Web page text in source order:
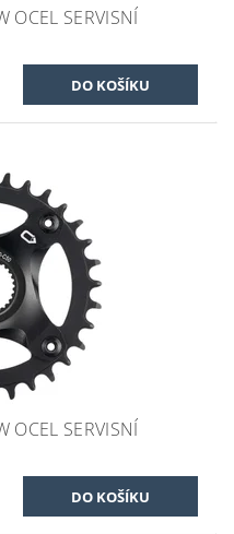
OCEL SERVISNÍ
OCEL SERVISNÍ